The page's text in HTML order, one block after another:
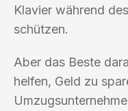
Klavier während
schützen.
Aber das Beste
helfen, Geld zu